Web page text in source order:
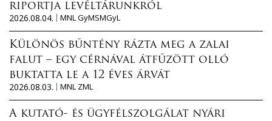
riportja levéltárunkról
2026.08.04.
MNL GyMSMGyL
Különös bűntény rázta meg a zalai
falut – egy cérnával átfűzött olló
buktatta le a 12 éves árvát
2026.08.03.
MNL ZML
A kutató- és ügyfélszolgálat nyári